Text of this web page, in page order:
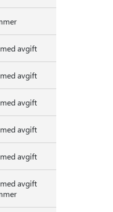
avgift
avgift
avgift
avgift
avgift
avgift